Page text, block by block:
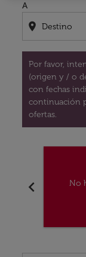
A
location_on
Por favor,
(origen y / o
con fechas
continuación
ofertas.
chevron_left
No